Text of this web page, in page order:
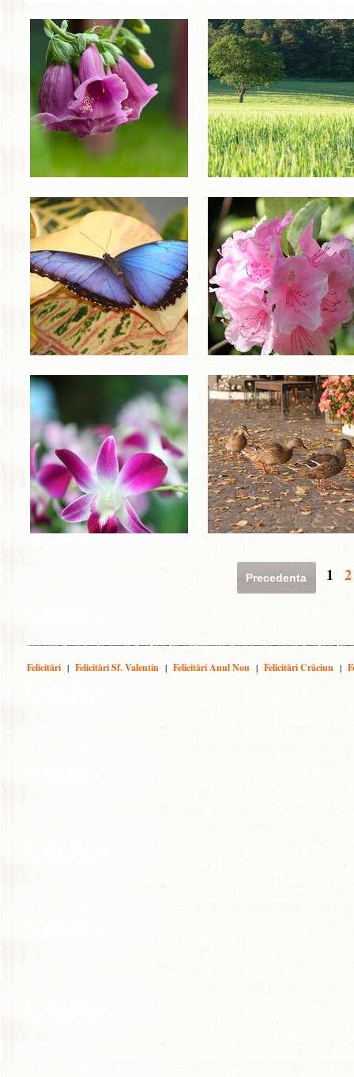
Precedenta 1 2
Felicitări | Felicitări Sf. Valentin | Felicitări Anul Nou | Felicitări Crăciun |